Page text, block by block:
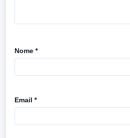
Nome *
Email *